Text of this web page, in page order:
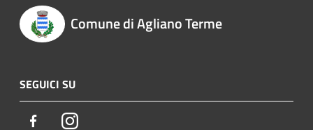
Comune di Agliano Terme
SEGUICI SU
FacebookInstagram